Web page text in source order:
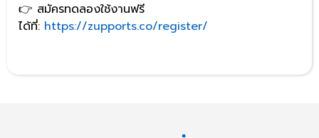
👉 สมัครทดลองใช้งานฟรี
ได้ที่: https://zupports.co/register/